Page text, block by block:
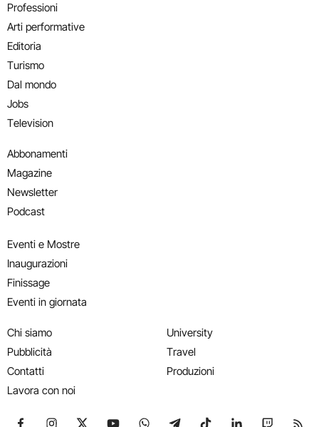
Professioni
Arti performative
Editoria
Turismo
Dal mondo
Jobs
Television
Abbonamenti
Magazine
Newsletter
Podcast
Eventi e Mostre
Inaugurazioni
Finissage
Eventi in giornata
Chi siamo
Pubblicità
Contatti
Lavora con noi
University
Travel
Produzioni
Seguici su Facebook
Seguici su Instagram
Seguici su X
Seguici su YouTube
Seguici su WhatsApp
Seguici su Telegram
Seguici su TikTok
Seguici su
Seguici